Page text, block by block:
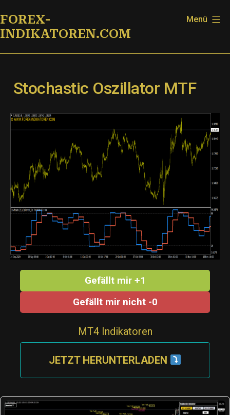
Inhalt
springen
FOREX-
INDIKATOREN.COM
Menü
Stochastic Oszillator MTF
Gefällt mir +1
Gefällt mir nicht -0
MT4 Indikatoren
JETZT HERUNTERLADEN